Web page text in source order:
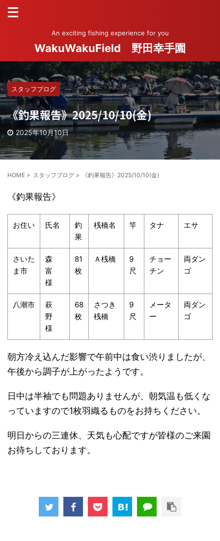
An exciting fishing experience for you
WakuWakuField 野田幸手園
スタッフブログ
《釣果報告》2025/10/10(金)
2025年10月10日
HOME > スタッフブログ > 《釣果報告》2025/10/10(金)
《釣果報告》
お住い 氏名
釣
果
桟橋名 竿 タナ エサ
さいた
ま市
森
富
様
81
枚
Ａ桟橋
9
尺
チョー
チン
両ダン
ゴ
八潮市
萩
野
様
68
枚
さつき
桟橋
9
尺
メータ
ー
両ダン
ゴ
朝方冷え込んだ影響で午前中は食い渋りましたが、
午後から調子が上がったようです。
日中は半袖でも問題ありませんが、朝気温も低くな
っていますので1枚羽織るものをお持ちください。
明日からの三連休、天気も心配ですが皆様のご来園
お待ちしております。